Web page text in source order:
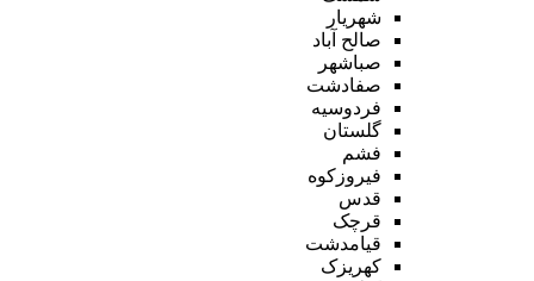
شهریار
صالح آباد
صباشهر
صفادشت
فردوسیه
گلستان
فشم
فیروزکوه
قدس
قرچک
قیامدشت
کهریزک